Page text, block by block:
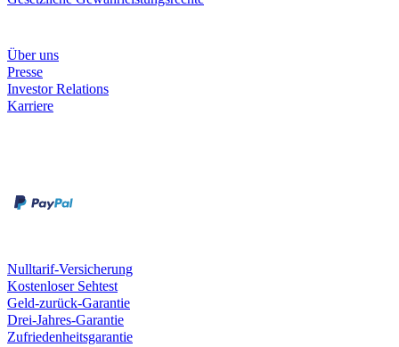
Über uns
Presse
Investor Relations
Karriere
Nulltarif-Versicherung
Kostenloser Sehtest
Geld-zurück-Garantie
Drei-Jahres-Garantie
Zufriedenheitsgarantie